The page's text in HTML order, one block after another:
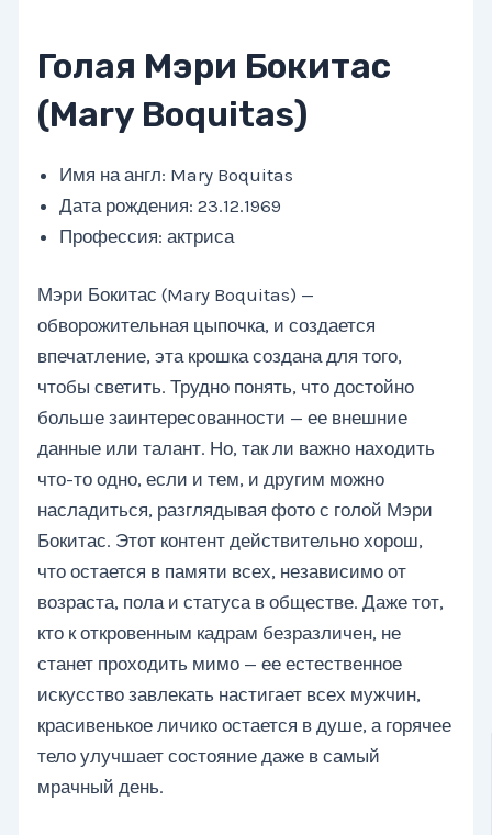
Голая Мэри Бокитас
(Mary Boquitas)
Имя на англ: Mary Boquitas
Дата рождения: 23.12.1969
Профессия: актриса
Мэри Бокитас (Mary Boquitas) —
обворожительная цыпочка, и создается
впечатление, эта крошка создана для того,
чтобы светить. Трудно понять, что достойно
больше заинтересованности — ее внешние
данные или талант. Но, так ли важно находить
что-то одно, если и тем, и другим можно
насладиться, разглядывая фото с голой Мэри
Бокитас. Этот контент действительно хорош,
что остается в памяти всех, независимо от
возраста, пола и статуса в обществе. Даже тот,
кто к откровенным кадрам безразличен, не
станет проходить мимо — ее естественное
искусство завлекать настигает всех мужчин,
красивенькое личико остается в душе, а горячее
тело улучшает состояние даже в самый
мрачный день.